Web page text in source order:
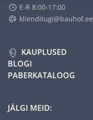
E-R 8:00-17:00
klienditugi@bauhof.ee
KAUPLUSED
BLOGI
PABERKATALOOG
JÄLGI MEID: